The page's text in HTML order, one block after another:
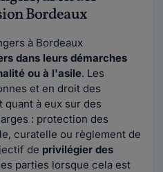
Bordeaux
à Bordeaux
dans leurs démarches
ou à l'asile. Les
et en droit des
à eux sur des
: protection des
curatelle ou règlement de
de privilégier des
parties lorsque cela est